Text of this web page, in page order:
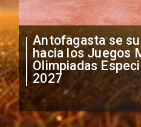
"Falta de
anuncia medidas
irregular de
extranjeros